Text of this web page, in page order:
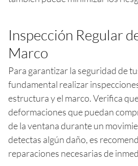
Inspección Regular
Marco
Para garantizar la seguridad de
fundamental realizar
estructura y el marco. Verifica
deformaciones que puedan
de la ventana durante un
detectas algún daño, es
reparaciones necesarias de